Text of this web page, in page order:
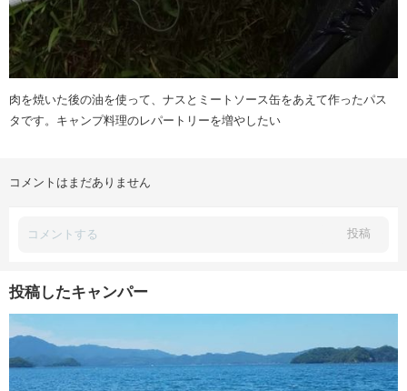
肉を焼いた後の油を使って、ナスとミートソース缶をあえて作ったパス
タです。キャンプ料理のレパートリーを増やしたい
コメントはまだありません
投稿
投稿したキャンパー